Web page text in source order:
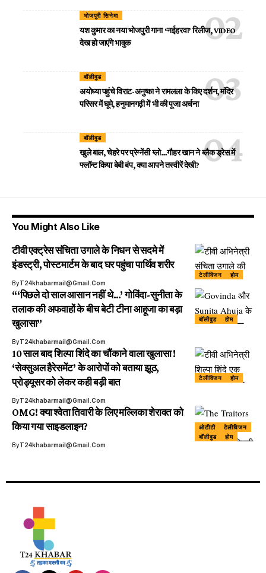
भोजपुरी सिनेमा
यश कुमार का नया भोजपुरी गाना ‘नईहरवा’ रिलीज, VIDEO
देख हो जाएंगे भावुक
बॉलीवुड
अयोध्या पहुंचे विराट-अनुष्का ने रामलला के किए दर्शन, मंदिर
परिसर में घूमे, हनुमानगढ़ी में भी की पूजा अर्चना
बॉलीवुड
खुले बाल, चेहरे पर प्रेग्नेंसी ग्लो…गौहर खान ने ब्लैक ड्रेस में
फ्लॉन्ट किया बेबी बंप, क्या आपने तस्वीरें देखी?
You Might Also Like
टेलीविजन होम
टीवी एक्ट्रेस संचिता उगाले के निधन से सदमे में
इंडस्ट्री, पोस्टमार्टम के बाद घर पहुंचा पार्थिव शरीर
ByT24khabarmail@gmail.com
बॉलीवुड होम
“‘पिछले दो साल आसान नहीं थे…’ गोविंदा-सुनीता के
तलाक की अफवाहों के बीच बेटी टीना आहूजा का बड़ा
खुलासा”
ByT24khabarmail@gmail.com
टेलीविजन होम
10 साल बाद शिल्पा शिंदे का चौंकाने वाला खुलासा !
‘सेक्सुअल हैरेसमेंट’ के आरोपों को बताया झूठ,
प्रोड्यूसर को लेकर कही बड़ी बात
ByT24khabarmail@gmail.com
ओटीटी
टेलीविजन
बॉलीवुड
होम
OMG! क्या श्वेता तिवारी के लिए मल्लिका शेरावत को
किया गया साइडलाइन?
ByT24khabarmail@gmail.com